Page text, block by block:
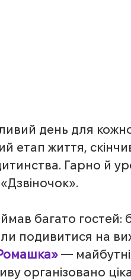
день для
етап життя,
Гарно й
багато гостей:
подивитися на
—
організовано